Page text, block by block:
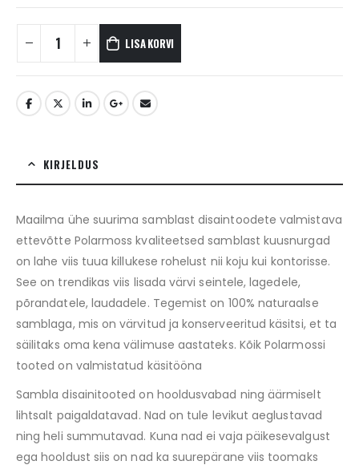
LISA KORVI
KIRJELDUS
Maailma ühe suurima samblast disaintoodete valmistava
ettevõtte Polarmoss kvaliteetsed samblast kuusnurgad
on lahe viis tuua killukese rohelust nii koju kui kontorisse.
See on trendikas viis lisada värvi seintele, lagedele,
põrandatele, laudadele. Tegemist on 100% naturaalse
samblaga, mis on värvitud ja konserveeritud käsitsi, et ta
säilitaks oma kena välimuse aastateks. Kõik Polarmossi
tooted on valmistatud käsitööna
Sambla disainitooted on hooldusvabad ning äärmiselt
lihtsalt paigaldatavad. Nad on tule levikut aeglustavad
ning heli summutavad. Kuna nad ei vaja päikesevalgust
ega hooldust siis on nad ka suurepärane viis toomaks